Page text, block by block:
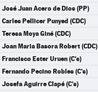
José Juan Acero de Dios (PP)
Carles Pellicer Punyed (CDC)
Teresa Moya Giné (CDC)
Joan Maria Basora Robert (CDC)
Francisco Ester Uruen (C's)
Fernando Pecino Robles (C's)
Josefa Aguirre Clapé (C's)